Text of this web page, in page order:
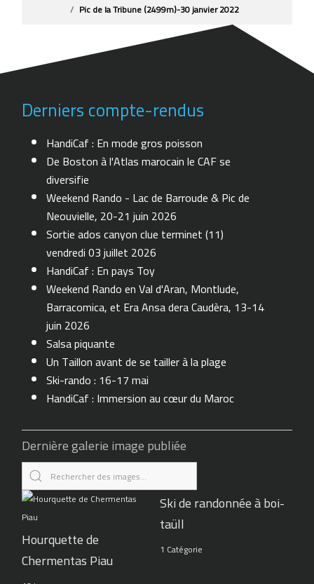
Pic de la Tribune (2499m)-30 janvier 2022
Derniers compte-rendus
HandiCaf : En mode gros poisson
De Boston à l'Atlas marocain le CAF se
diversifie
Weekend Rando - Lac de Barroude & Pic de
Neouvielle, 20-21 juin 2026
Sortie ados canyon clue terminet (11)
vendredi 03 juillet 2026
HandiCaf : En pays Toy
Weekend Rando en Val d'Aran, Montlude,
Barracomica, et Era Ansa dera Caudèra, 13-14
juin 2026
Salsa piquante
Un Taillon avant de se tailler à la plage
Ski-rando : 16-17 mai
HandiCaf : Immersion au cœur du Maroc
Dernière galerie image publiée
Hourquette de
Chermentas Piau
Ski de randonnée à boi-
taüll
1 Catégorie